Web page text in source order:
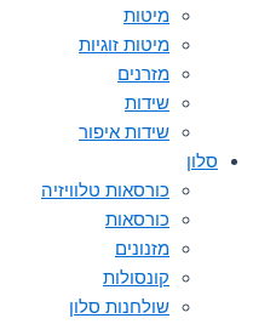
מיטות
מיטות זוגיות
מזרנים
שידות
שידות איפור
סלון
כורסאות טלוויזיה
כורסאות
מזנונים
קונסולות
שולחנות סלון